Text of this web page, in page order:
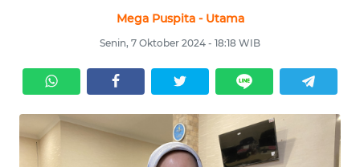
Mega Puspita - Utama
Senin, 7 Oktober 2024 - 18:18 WIB
SERBI
OPINI
Informasi